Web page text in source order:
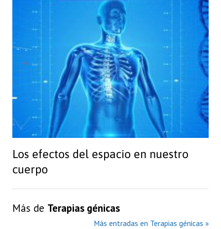
Los efectos del espacio en nuestro
cuerpo
Más de Terapias génicas
Más entradas en Terapias génicas »